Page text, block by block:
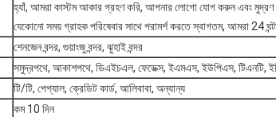
হ্যাঁ, আমরা কাস্টম আকার গ্রহণ করি, আপনার লোগো যোগ করুন এবং মুদ্রণ
যেকোনো সময় গ্রাহক পরিষেবার সাথে পরামর্শ করতে স্বাগতম, আমরা 24
শেনজেন বন্দর, গুয়াংজু বন্দর, ঝুহাই বন্দর
সমুদ্রপথে, আকাশপথে, ডিএইচএল, ফেডেক্স, ইএমএস, ইউপিএস, টিএনটি,
টি/টি, পেপ্যাল, ক্রেডিট কার্ড, আলিবাবা, অন্যান্য
কম 10 দিন